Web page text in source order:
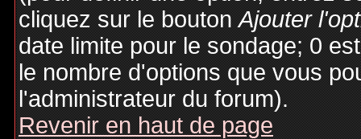
cliquez sur le boutonAjouter
date limite pour le sondage; 0
le nombre d'options que vous
l'administrateur du forum).
Revenir en haut de page